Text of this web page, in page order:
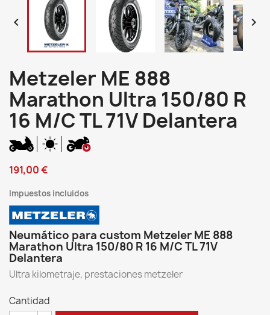
 
Metzeler ME 888
Marathon Ultra 150/80 R
16 M/C TL 71V Delantera
191,00 €
Impuestos incluidos
Neumático para custom Metzeler ME 888
Marathon Ultra 150/80 R 16 M/C TL 71V
Delantera
Ultra kilometraje, prestaciones metzeler
Cantidad